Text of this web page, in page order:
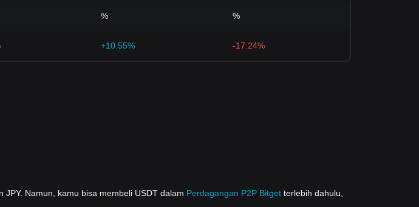
% %
+10.55% -17.24%
Namun, kamu bisa membeli USDT dalam Perdagangan P2P Bitget terlebih dahulu,